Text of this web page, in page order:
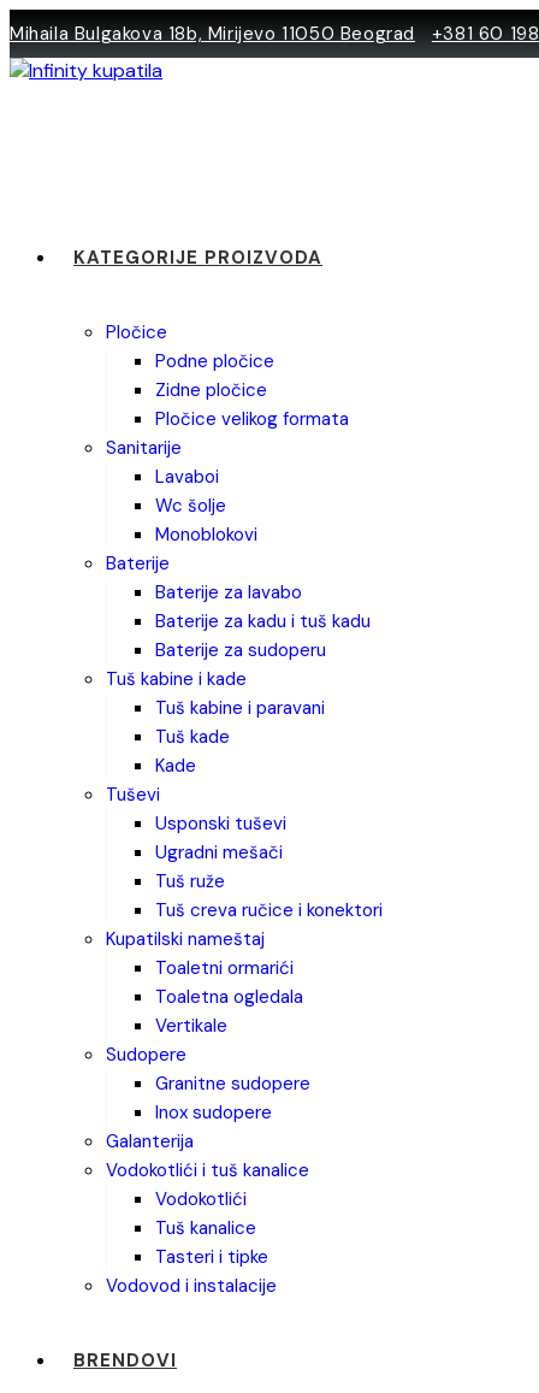
Skip
to
content
Mihaila Bulgakova 18b, Mirijevo 11050 Beograd +381 60
KATEGORIJE PROIZVODA
pločice
podne pločice
zidne pločice
pločice velikog formata
sanitarije
lavaboi
wc šolje
monoblokovi
baterije
baterije za lavabo
baterije za kadu i tuš kadu
baterije za sudoperu
tuš kabine i kade
tuš kabine i paravani
tuš kade
kade
tuševi
usponski tuševi
ugradni mešači
tuš ruže
tuš creva ručice i konektori
kupatilski nameštaj
toaletni ormarići
toaletna ogledala
vertikale
sudopere
granitne sudopere
inox sudopere
galanterija
vodokotlići i tuš kanalice
vodokotlići
tuš kanalice
tasteri i tipke
vodovod i instalacije
BRENDOVI